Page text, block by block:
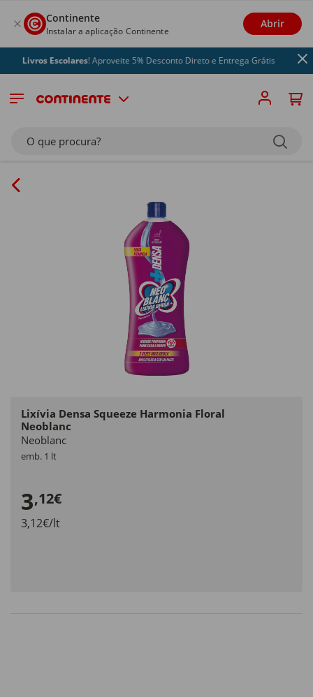
Continente
Instalar a aplicação Continente
Abrir
Livros Escolares! Aproveite 5% Desconto Direto e Entrega Grátis
O que procura?
Lixívia Densa Squeeze Harmonia Floral
Neoblanc
Neoblanc
emb. 1 lt
3,12€
3,12€/lt